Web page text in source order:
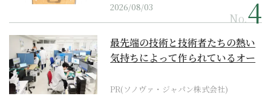
2026/08/03
No.
最先端の技術と技術者たちの熱い
気持ちによって作られているオー
PR(ソノヴァ・ジャパン株式会社)